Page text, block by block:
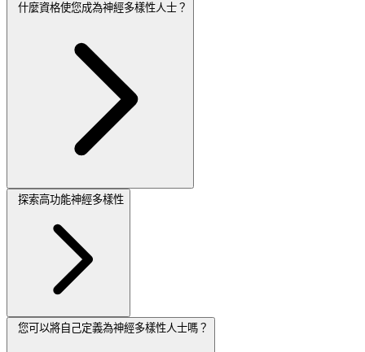
什麼資格使您成為神經多樣性人士？
探索高功能神經多樣性
您可以將自己定義為神經多樣性人士嗎？